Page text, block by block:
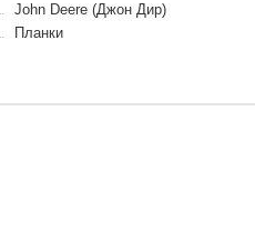
John Deere (Джон Дир)
Планки